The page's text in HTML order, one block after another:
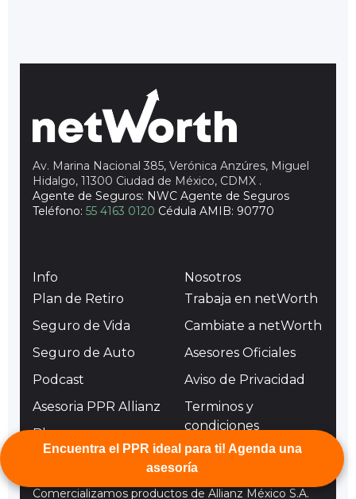
Encuentra el PPR ideal para ti! Agenda una
asesoría
Av. Marina Nacional 385, Verónica Anzúres, Miguel
Hidalgo, 11300 Ciudad de México, CDMX .
Agente de Seguros: NWC Agente de Seguros
Teléfono: 55 4163 0120 Cédula AMIB: 90770
Info
Plan de Retiro
Seguro de Vida
Seguro de Auto
Podcast
Asesoria PPR Allianz
Blog
Nosotros
Trabaja en netWorth
Cambiate a netWorth
Asesores Oficiales
Aviso de Privacidad
Terminos y
condiciones
Comercializamos productos de Allianz México S.A.